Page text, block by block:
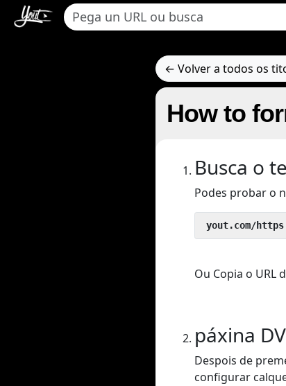
← Volver a todos os
How to
Busca o
Podes probar o
yout.com/
Ou Copia o URL
páxina
Despois de
configurar